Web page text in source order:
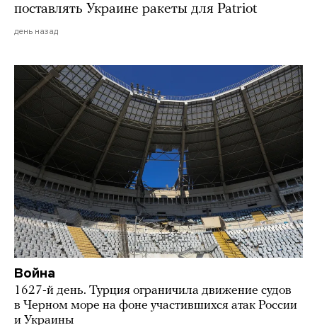
поставлять Украине ракеты для Patriot
день назад
Война
1627-й день. Турция ограничила движение судов
в Черном море на фоне участившихся атак России
и Украины